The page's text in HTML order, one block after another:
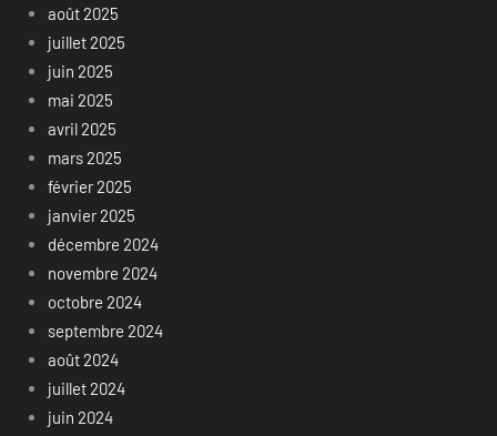
août 2025
juillet 2025
juin 2025
mai 2025
avril 2025
mars 2025
février 2025
janvier 2025
décembre 2024
novembre 2024
octobre 2024
septembre 2024
août 2024
juillet 2024
juin 2024